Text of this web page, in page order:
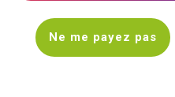
Ne me payez pas